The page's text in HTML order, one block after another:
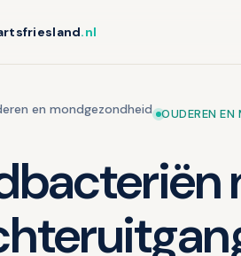
.nl
en mondgezondheid OUDEREN EN